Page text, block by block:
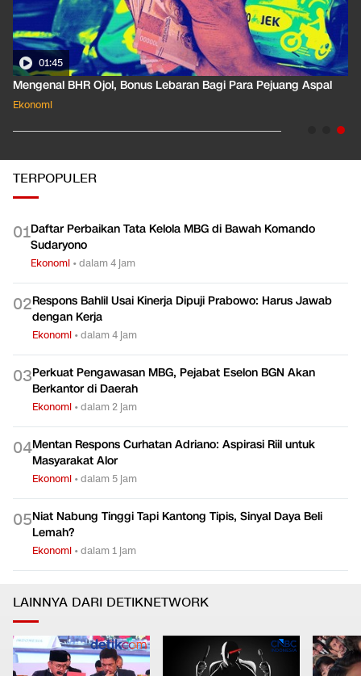
01:35
Pahami Dampak Kenaikan Suku Bunga Acuan ke Cicilan KPR
Ekonomi
TERPOPULER
01Daftar Perbaikan Tata Kelola MBG di Bawah Komando
Sudaryono
Ekonomi •dalam 4 jam
02Respons Bahlil Usai Kinerja Dipuji Prabowo: Harus Jawab
dengan Kerja
Ekonomi •dalam 4 jam
03Perkuat Pengawasan MBG, Pejabat Eselon BGN Akan
Berkantor di Daerah
Ekonomi •dalam 2 jam
04Mentan Respons Curhatan Adriano: Aspirasi Riil untuk
Masyarakat Alor
Ekonomi •dalam 5 jam
05Niat Nabung Tinggi Tapi Kantong Tipis, Sinyal Daya Beli
Lemah?
Ekonomi •dalam 1 jam
LAINNYA DARI DETIKNETWORK